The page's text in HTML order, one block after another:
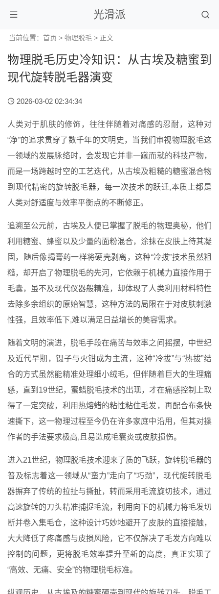
光滑派
当前位置： 首页 > 物理脱毛 > 正文
物理脱毛历史冷知识：从古埃及糖蜜到
现代旋转脱毛器演变
2026-03-02 02:34:34
人类对于肌肤的修饰，往往伴随着对痛感的忍耐，这种对
“净”的追求贯穿了数千年的文明史，当我们审视物理脱毛这
一领域的发展脉络时，会发现它并非一蹴而就的科技产物，
而是一场跨越时空的工艺迭代，从古埃及粗糙的糖蜜混合物
到现代精密的旋转脱毛器，每一次技术的跃迁,本质上都是
人类对舒适度与效率平衡点的不断修正。
追溯至公元前，古埃及人便已掌握了脱毛的物理奥秘，他们
利用糖蜜、蜂蜜以及少量的面粉混合，涂抹在皮肤上待其凝
固，随后像揭膏药一样将硬壳剥离，这种“冷拔”技术虽然粗
糙，却开启了物理脱毛的先河，它依赖于机械力直接作用于
毛囊，虽不及现代仪器般精准，却体现了人类利用材料特性
去除多余组织的原始智慧，这种方法的局限在于对皮肤刺激
性强，且效率低下,难以满足日益增长的美容需求。
随着文明的演进，脱毛手段在痛苦与效率之间摇摆，中世纪
及近代早期，镊子与火钳成为主流，这种“冷拔”与“热拔”结
合的方式虽然能精准处理细小绒毛，但伴随着巨大的生理痛
感，直到19世纪，蜜蜡脱毛技术的出现，才在痛感控制上取
得了一定突破，利用热熔蜡的粘性粘住毛发，再配合布条快
速撕下，这一物理过程至今仍在许多家庭中沿用，但其对操
作者的手法要求极高,且易造成毛囊炎或皮肤损伤。
进入21世纪，物理脱毛技术迎来了质的飞跃，旋转脱毛器的
普及标志着这一领域从“蛮力”走向了“巧劲”，现代旋转脱毛
器摒弃了传统的拉扯与撕扯，转而采用毛流旋切技术，通过
高速旋转的刀头精准捕捉毛流，利用向下的机械力将毛发切
断并卷入集毛仓，这种设计巧妙地避开了皮肤的直接接触，
大大降低了疼痛感与皮损风险，它不仅解决了毛发方向难以
控制的问题，更将脱毛效率提升至新的高度，真正实现了
“高效、无痛、安全”的物理脱毛标准。